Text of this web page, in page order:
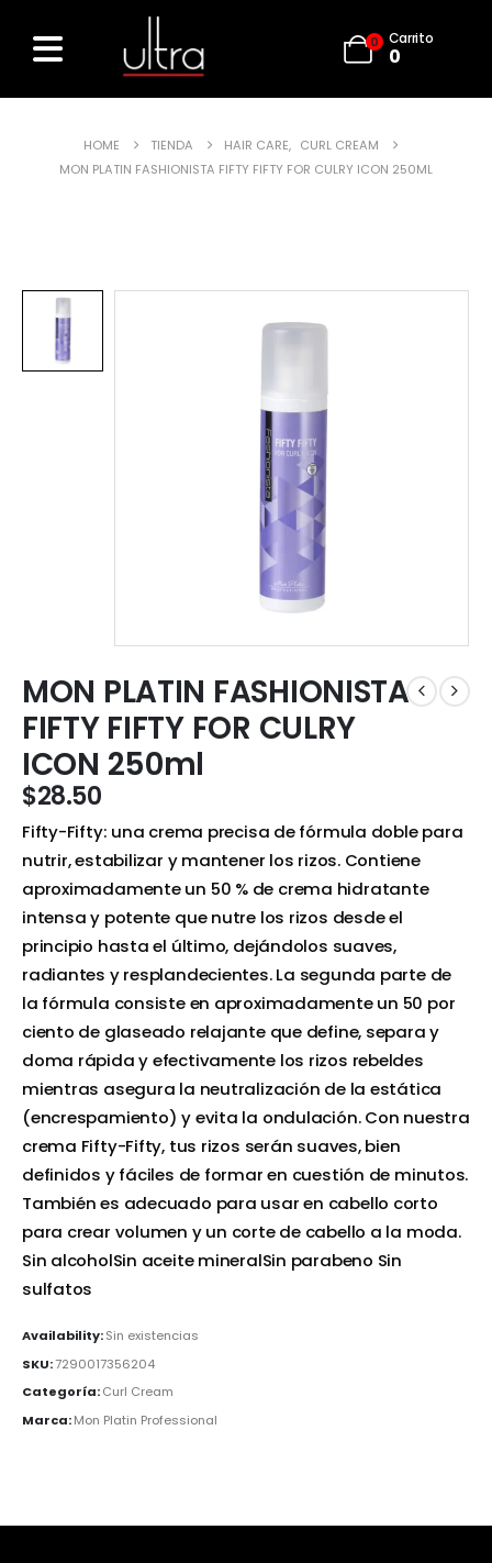
0 Carrito
0
HOME TIENDA HAIR CARE, CURL CREAM
MON PLATIN FASHIONISTA FIFTY FIFTY FOR CULRY ICON 250ML
MON PLATIN FASHIONISTA
FIFTY FIFTY FOR CULRY
ICON 250ml
$28.50
Fifty-Fifty: una crema precisa de fórmula doble para
nutrir, estabilizar y mantener los rizos. Contiene
aproximadamente un 50 % de crema hidratante
intensa y potente que nutre los rizos desde el
principio hasta el último, dejándolos suaves,
radiantes y resplandecientes. La segunda parte de
la fórmula consiste en aproximadamente un 50 por
ciento de glaseado relajante que define, separa y
doma rápida y efectivamente los rizos rebeldes
mientras asegura la neutralización de la estática
(encrespamiento) y evita la ondulación. Con nuestra
crema Fifty-Fifty, tus rizos serán suaves, bien
definidos y fáciles de formar en cuestión de minutos.
También es adecuado para usar en cabello corto
para crear volumen y un corte de cabello a la moda.
Sin alcoholSin aceite mineralSin parabeno Sin
sulfatos
Availability:Sin existencias
SKU:7290017356204
Categoría:Curl Cream
Marca:Mon Platin Professional